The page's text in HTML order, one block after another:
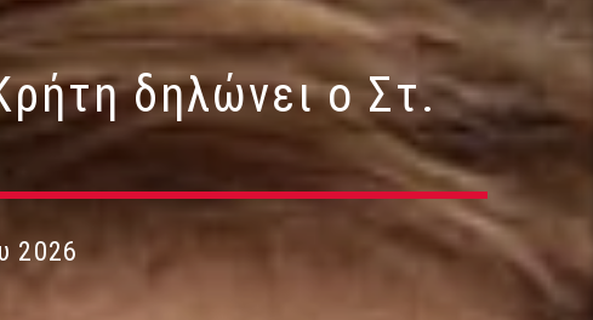
δηλώνει ο Στ.
2026